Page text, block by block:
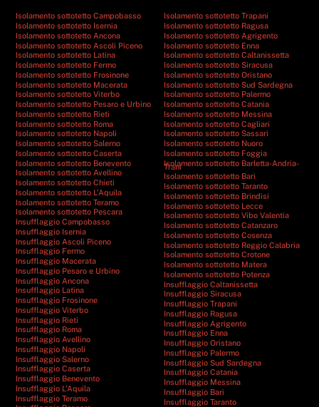
Isolamento sottotetto Campobasso
Isolamento sottotetto Isernia
Isolamento sottotetto Ancona
Isolamento sottotetto Ascoli Piceno
Isolamento sottotetto Latina
Isolamento sottotetto Fermo
Isolamento sottotetto Frosinone
Isolamento sottotetto Macerata
Isolamento sottotetto Viterbo
Isolamento sottotetto Pesaro e Urbino
Isolamento sottotetto Rieti
Isolamento sottotetto Roma
Isolamento sottotetto Napoli
Isolamento sottotetto Salerno
Isolamento sottotetto Caserta
Isolamento sottotetto Benevento
Isolamento sottotetto Avellino
Isolamento sottotetto Chieti
Isolamento sottotetto L’Aquila
Isolamento sottotetto Teramo
Isolamento sottotetto Pescara
Insufflaggio Campobasso
Insufflaggio Isernia
Insufflaggio Ascoli Piceno
Insufflaggio Fermo
Insufflaggio Macerata
Insufflaggio Pesaro e Urbino
Insufflaggio Ancona
Insufflaggio Latina
Insufflaggio Frosinone
Insufflaggio Viterbo
Insufflaggio Rieti
Insufflaggio Roma
Insufflaggio Avellino
Insufflaggio Napoli
Insufflaggio Salerno
Insufflaggio Caserta
Insufflaggio Benevento
Insufflaggio L’Aquila
Insufflaggio Teramo
Isolamento sottotetto Trapani
Isolamento sottotetto Ragusa
Isolamento sottotetto Agrigento
Isolamento sottotetto Enna
Isolamento sottotetto Caltanissetta
Isolamento sottotetto Siracusa
Isolamento sottotetto Oristano
Isolamento sottotetto Sud Sardegna
Isolamento sottotetto Palermo
Isolamento sottotetto Catania
Isolamento sottotetto Messina
Isolamento sottotetto Cagliari
Isolamento sottotetto Sassari
Isolamento sottotetto Nuoro
Isolamento sottotetto Foggia
Isolamento sottotetto Barletta-Andria-
Trani
Isolamento sottotetto Bari
Isolamento sottotetto Taranto
Isolamento sottotetto Brindisi
Isolamento sottotetto Lecce
Isolamento sottotetto Vibo Valentia
Isolamento sottotetto Catanzaro
Isolamento sottotetto Cosenza
Isolamento sottotetto Reggio Calabria
Isolamento sottotetto Crotone
Isolamento sottotetto Matera
Isolamento sottotetto Potenza
Insufflaggio Caltanissetta
Insufflaggio Siracusa
Insufflaggio Trapani
Insufflaggio Ragusa
Insufflaggio Agrigento
Insufflaggio Enna
Insufflaggio Oristano
Insufflaggio Palermo
Insufflaggio Sud Sardegna
Insufflaggio Catania
Insufflaggio Messina
Insufflaggio Bari
Insufflaggio Taranto